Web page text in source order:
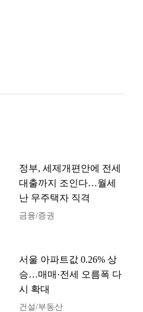
정부, 세제개편안에 전세
대출까지 조인다…월세
난 무주택자 직격
금융/증권
서울 아파트값 0.26% 상
승…매매·전세 오름폭 다
시 확대
건설/부동산